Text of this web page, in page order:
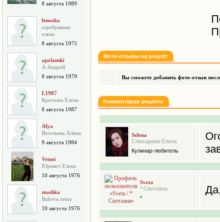
8 августа 1989
lenozka
серебрякова
елена
8 августа 1975
apolanski
А Андрей
8 августа 1979
L1987
Крючина Елена
8 августа 1987
Alya
Весельева Алина
9 августа 1984
Vemsi
Юревич Елена
10 августа 1976
mashka
Balieva zema
10 августа 1976
Фото-отзывы на рецепт
Вы сможете добавить фото-отзыв
Комментарии рецепта
Selena
Слюсарева Елена
Кулинар-любитель
Sveta
* Светлана
*